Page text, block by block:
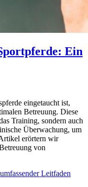
Ein
eingetaucht ist,
Betreuung. Diese
Training, sondern auch
Überwachung, um
erörtern wir
von
Leitfaden